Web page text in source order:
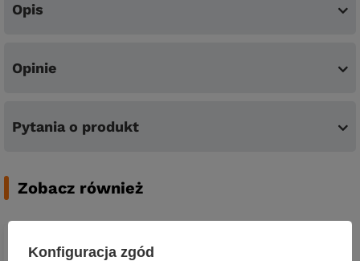
Opis
Opinie
Pytania o produkt
Zobacz również
Konfiguracja zgód